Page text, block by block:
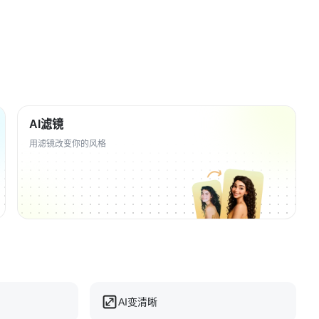
AI滤镜
用滤镜改变你的风格
AI变清晰